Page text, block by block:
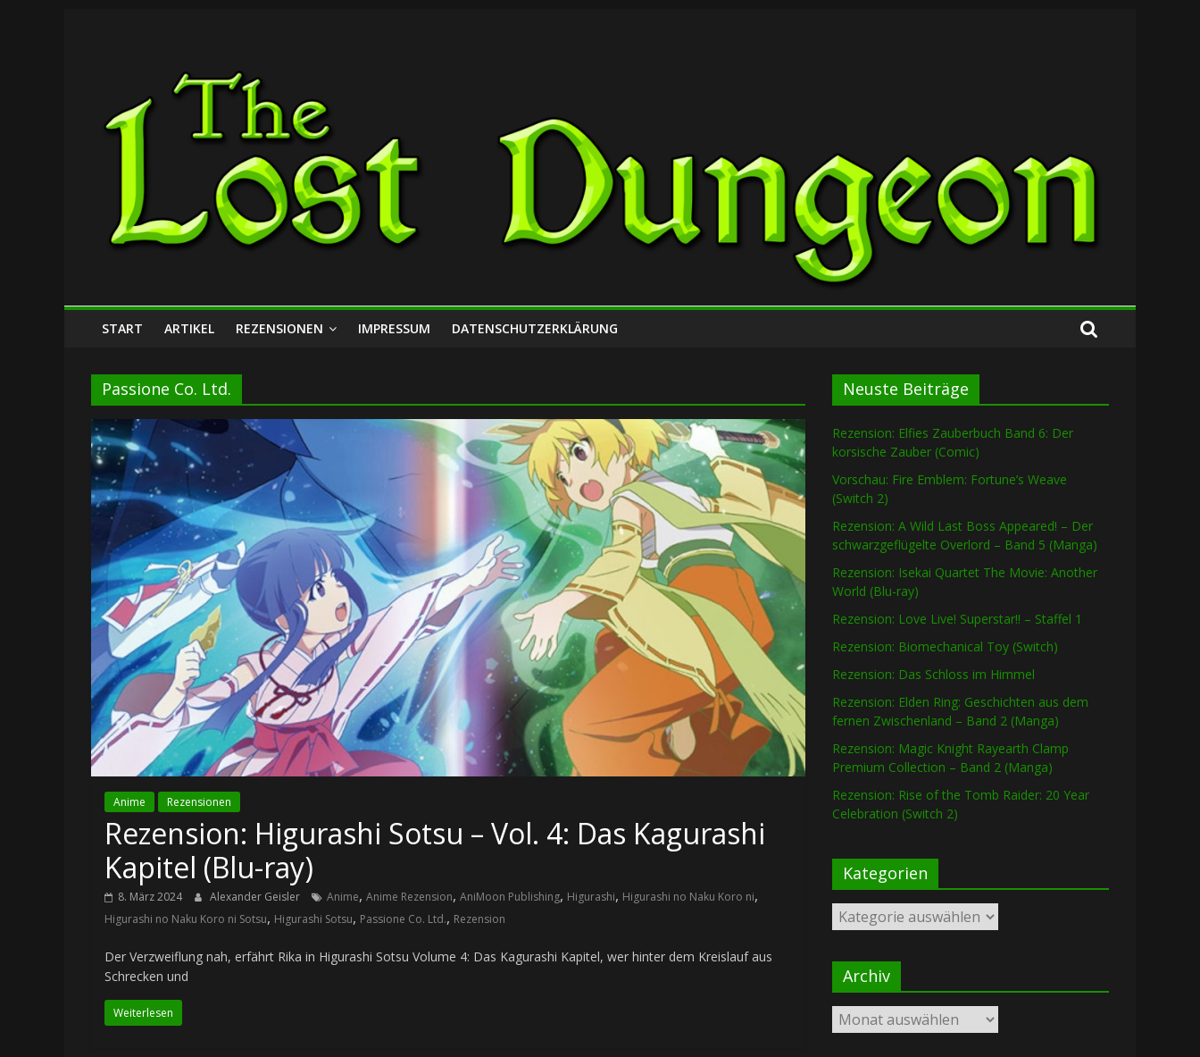
Lost
Dungeon
START ARTIKEL REZENSIONEN IMPRESSUM DATENSCHUTZERKLÄRUNG
Passione Co. Ltd.
Anime Rezensionen
Rezension: Higurashi Sotsu – Vol. 4: Das Kagurashi
Kapitel (Blu-ray)
8. März 2024 Alexander Geisler Anime, Anime Rezension, AniMoon Publishing, Higurashi, Higurashi no Naku Koro ni,
Higurashi no Naku Koro ni Sotsu, Higurashi Sotsu, Passione Co. Ltd., Rezension
Der Verzweiflung nah, erfährt Rika in Higurashi Sotsu Volume 4: Das Kagurashi Kapitel, wer hinter dem Kreislauf aus
Schrecken und
Weiterlesen
Neuste Beiträge
Rezension: Elfies Zauberbuch Band 6: Der
korsische Zauber (Comic)
Vorschau: Fire Emblem: Fortune’s Weave
(Switch 2)
Rezension: A Wild Last Boss Appeared! – Der
schwarzgeflügelte Overlord – Band 5 (Manga)
Rezension: Isekai Quartet The Movie: Another
World (Blu-ray)
Rezension: Love Live! Superstar!! – Staffel 1
Rezension: Biomechanical Toy (Switch)
Rezension: Das Schloss im Himmel
Rezension: Elden Ring: Geschichten aus dem
fernen Zwischenland – Band 2 (Manga)
Rezension: Magic Knight Rayearth Clamp
Premium Collection – Band 2 (Manga)
Rezension: Rise of the Tomb Raider: 20 Year
Celebration (Switch 2)
Kategorien
Kategorien
Archiv
Archiv